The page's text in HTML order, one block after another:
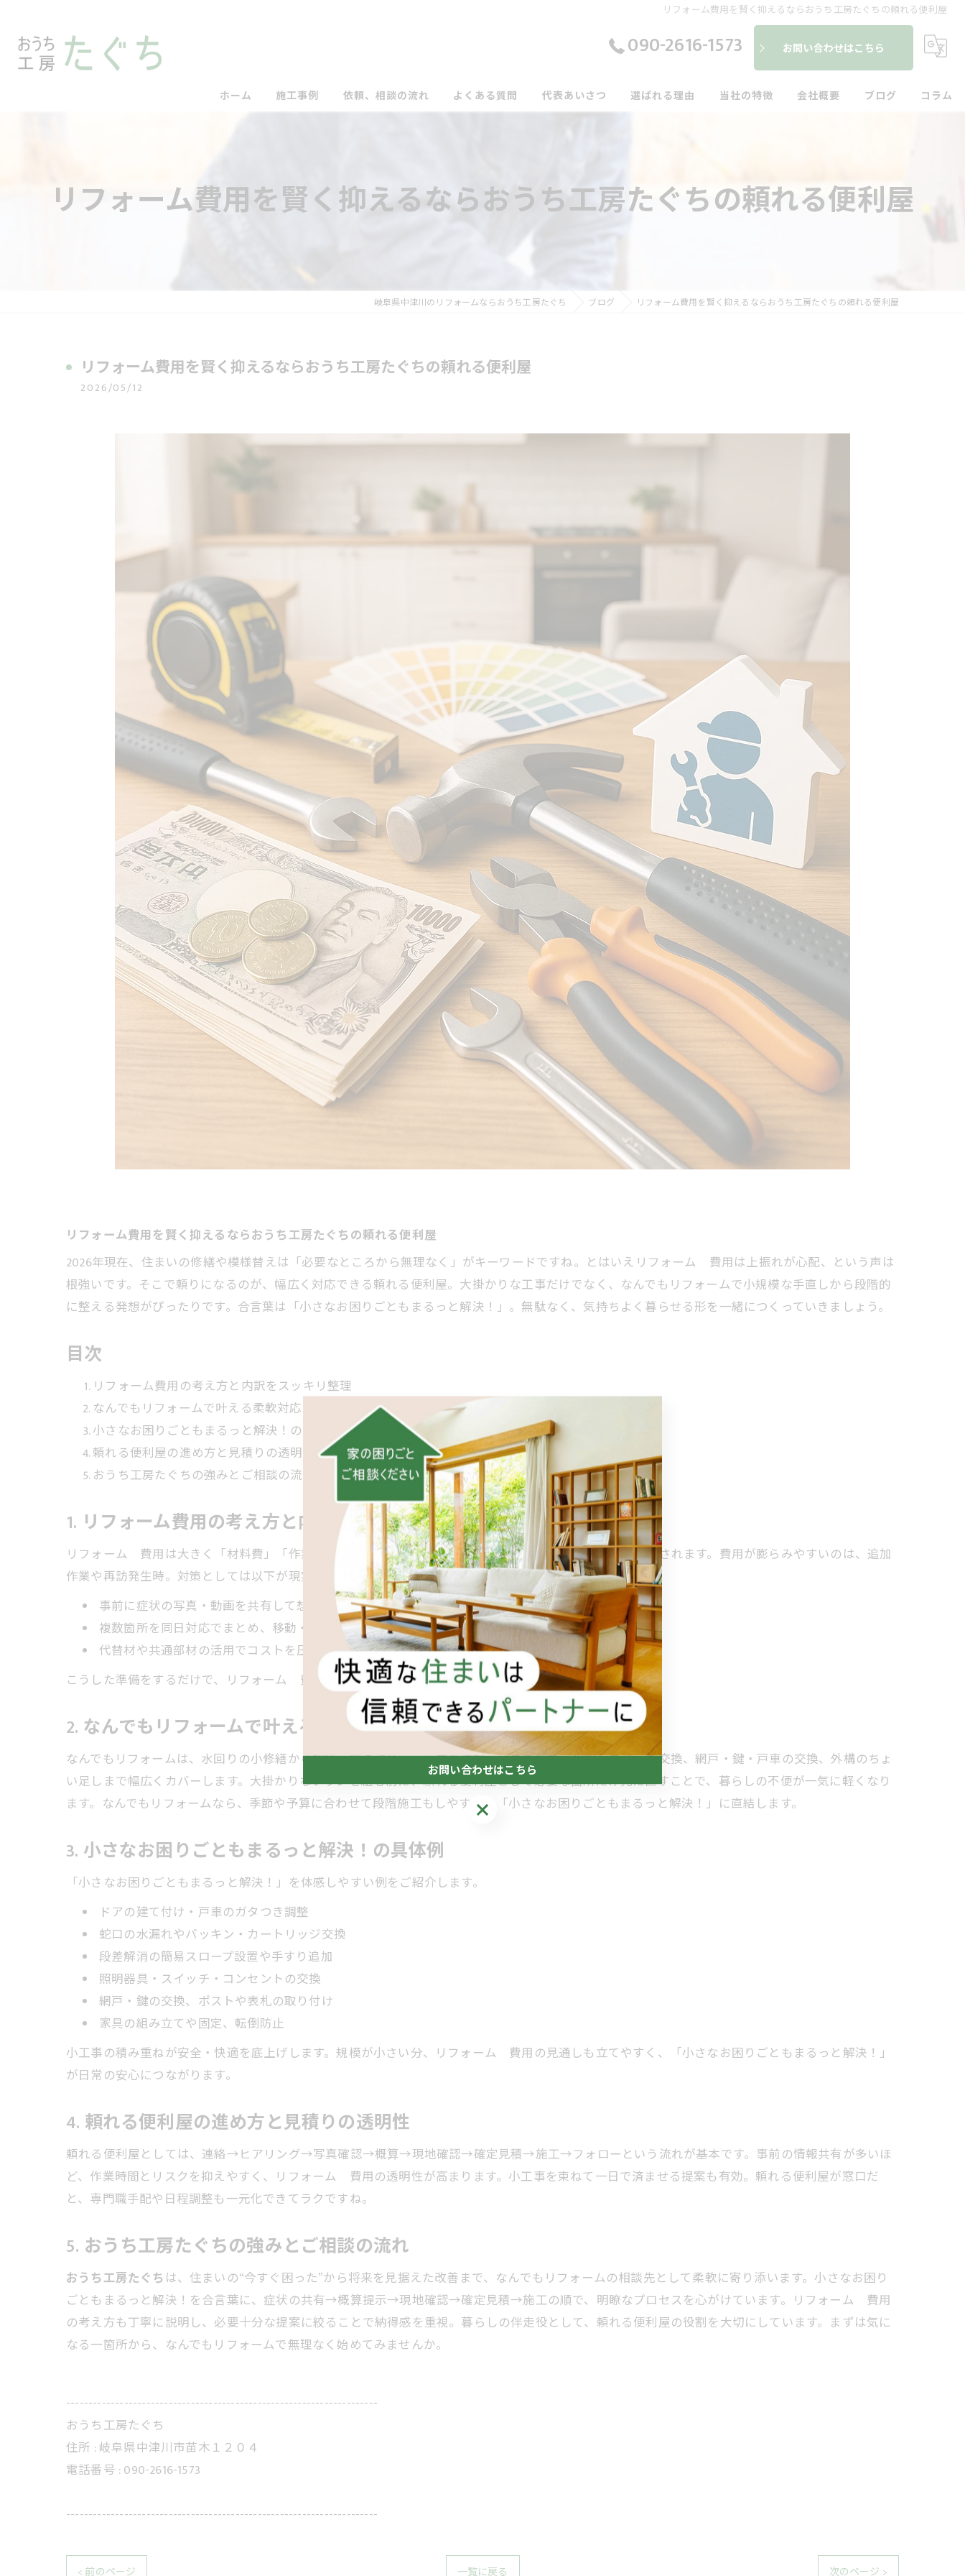
リフォーム費用を賢く抑えるならおうち工房たぐちの頼れる便利屋
090-2616-1573 お問い合わせはこちら
ホーム 施工事例 依頼、相談の流れ よくある質問 代表あいさつ 選ばれる理由 当社の特徴
内装
会社概要 ブログ コラム
リフォーム費用を賢く抑えるならおうち工房たぐちの頼れる便利屋
岐阜県中津川のリフォームならおうち工房たぐち ブログ リフォーム費用を賢く抑えるならおうち工房たぐちの頼れる便利屋
リフォーム費用を賢く抑えるならおうち工房たぐちの頼れる便利屋
2026/05/12
リフォーム費用を賢く抑えるならおうち工房たぐちの頼れる便利屋
2026年現在、住まいの修繕や模様替えは「必要なところから無理なく」がキーワードですね。とはいえリフォーム 費用は上振れが心配、という声は
根強いです。そこで頼りになるのが、幅広く対応できる頼れる便利屋。大掛かりな工事だけでなく、なんでもリフォームで小規模な手直しから段階的
に整える発想がぴったりです。合言葉は「小さなお困りごともまるっと解決！」。無駄なく、気持ちよく暮らせる形を一緒につくっていきましょう。
目次
リフォーム費用の考え方と内訳をスッキリ整理
なんでもリフォームで叶える柔軟対応と範囲
小さなお困りごともまるっと解決！の具体例
頼れる便利屋の進め方と見積りの透明性
おうち工房たぐちの強みとご相談の流れ
1. リフォーム費用の考え方と内訳をスッキリ整理
リフォーム 費用は大きく「材料費」「作業費（人件費）」「諸経費（養生・運搬・処分・出張）」で構成されます。費用が膨らみやすいのは、追加
作業や再訪発生時。対策としては以下が現実的です。
事前に症状の写真・動画を共有して想定作業をそろえる
複数箇所を同日対応でまとめ、移動・養生を最適化
代替材や共通部材の活用でコストを圧縮
こうした準備をするだけで、リフォーム 費用のブレを抑えやすくなります。
2. なんでもリフォームで叶える柔軟対応と範囲
なんでもリフォームは、水回りの小修繕から壁紙・床の張替え、手すり増設、建具の調整、照明・スイッチ交換、網戸・鍵・戸車の交換、外構のちょ
い足しまで幅広くカバーします。大掛かりなプランを組む前に、頼れる便利屋として必要な箇所だけ先に直すことで、暮らしの不便が一気に軽くなり
ます。なんでもリフォームなら、季節や予算に合わせて段階施工もしやすく、「小さなお困りごともまるっと解決！」に直結します。
3. 小さなお困りごともまるっと解決！の具体例
「小さなお困りごともまるっと解決！」を体感しやすい例をご紹介します。
ドアの建て付け・戸車のガタつき調整
蛇口の水漏れやパッキン・カートリッジ交換
段差解消の簡易スロープ設置や手すり追加
照明器具・スイッチ・コンセントの交換
網戸・鍵の交換、ポストや表札の取り付け
家具の組み立てや固定、転倒防止
小工事の積み重ねが安全・快適を底上げします。規模が小さい分、リフォーム 費用の見通しも立てやすく、「小さなお困りごともまるっと解決！」
が日常の安心につながります。
4. 頼れる便利屋の進め方と見積りの透明性
頼れる便利屋としては、連絡→ヒアリング→写真確認→概算→現地確認→確定見積→施工→フォローという流れが基本です。事前の情報共有が多いほ
ど、作業時間とリスクを抑えやすく、リフォーム 費用の透明性が高まります。小工事を束ねて一日で済ませる提案も有効。頼れる便利屋が窓口だ
と、専門職手配や日程調整も一元化できてラクですね。
5. おうち工房たぐちの強みとご相談の流れ
おうち工房たぐち は、住まいの“今すぐ困った”から将来を見据えた改善まで、なんでもリフォームの相談先として柔軟に寄り添います。小さなお困り
ごともまるっと解決！を合言葉に、症状の共有→概算提示→現地確認→確定見積→施工の順で、明瞭なプロセスを心がけています。リフォーム 費用
の考え方も丁寧に説明し、必要十分な提案に絞ることで納得感を重視。暮らしの伴走役として、頼れる便利屋の役割を大切にしています。まずは気に
なる一箇所から、なんでもリフォームで無理なく始めてみませんか。
----------------------------------------------------------------------
おうち工房たぐち
住所 : 岐阜県中津川市苗木１２０４
電話番号 : 090-2616-1573
----------------------------------------------------------------------
< 前のページ 一覧に戻る 次のページ >
お問い合わせはこちら
お問い合わせはこちら